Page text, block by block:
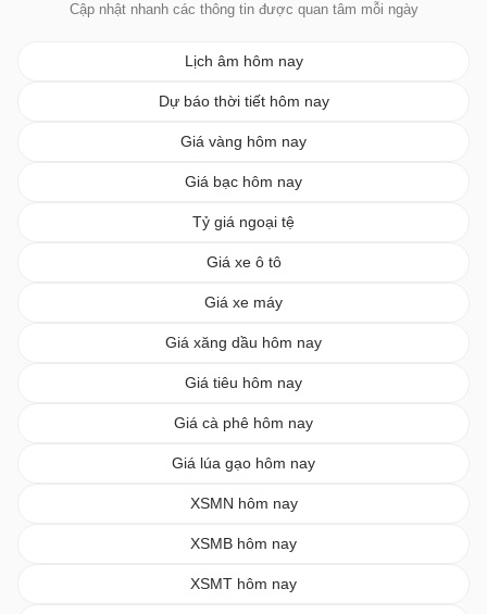
Cập nhật nhanh các thông tin được quan tâm mỗi ngày
Lịch âm hôm nay
Dự báo thời tiết hôm nay
Giá vàng hôm nay
Giá bạc hôm nay
Tỷ giá ngoại tệ
Giá xe ô tô
Giá xe máy
Giá xăng dầu hôm nay
Giá tiêu hôm nay
Giá cà phê hôm nay
Giá lúa gạo hôm nay
XSMN hôm nay
XSMB hôm nay
XSMT hôm nay